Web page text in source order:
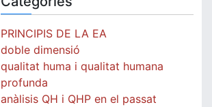
PRINCIPIS DE LA EA
doble dimensió
qualitat huma i qualitat humana
profunda
anàlisis QH i QHP en el passat